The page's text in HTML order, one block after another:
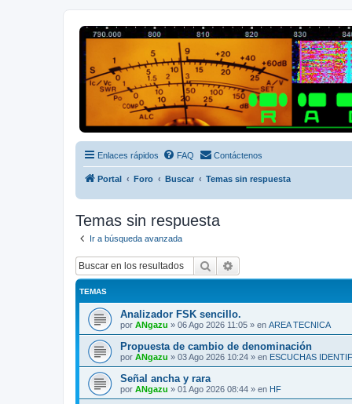
Radio Frecuencias
Foro de Radio Frecuencias
Enlaces rápidos FAQ Contáctenos
Portal Foro Buscar Temas sin respuesta
Temas sin respuesta
Ir a búsqueda avanzada
Buscar
TEMAS
Analizador FSK sencillo.
por ANgazu » 06 Ago 2026 11:05 » en AREA TECNICA
Propuesta de cambio de denominación
por ANgazu » 03 Ago 2026 10:24 » en ESCUCHAS
Señal ancha y rara
por ANgazu » 01 Ago 2026 08:44 » en HF